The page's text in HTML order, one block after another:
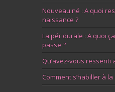
Nouveau né : A quoi
naissance ?
La péridurale : A quoi
passe ?
Qu’avez-vous ressenti
Comment s’habiller à